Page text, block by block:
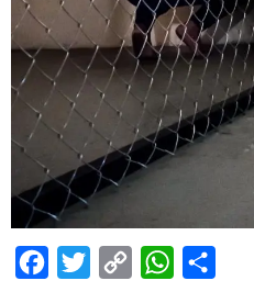
Facebook
Twitter Copy
WhatsApp